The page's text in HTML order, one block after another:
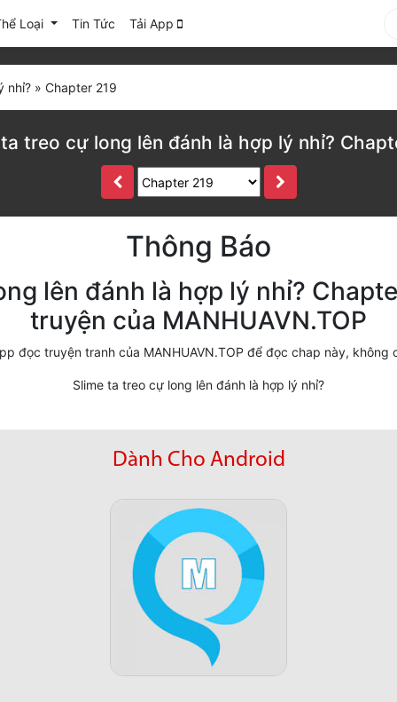
Loại Tin Tức Tải App
nhỉ? » Chapter 219
treo cự long lên đánh là hợp lý nhỉ?
Thông Báo
lên đánh là hợp lý nhỉ?
truyện của MANHUAVN.TOP
đọc truyện tranh của MANHUAVN.TOP để đọc chap này, không
Slime ta treo cự long lên đánh là hợp lý nhỉ?
Dành Cho Android